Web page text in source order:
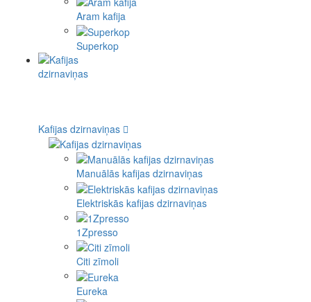
Aram kafija
Superkop
Kafijas dzirnaviņas
Manuālās kafijas dzirnaviņas
Elektriskās kafijas dzirnaviņas
1Zpresso
Citi zīmoli
Eureka